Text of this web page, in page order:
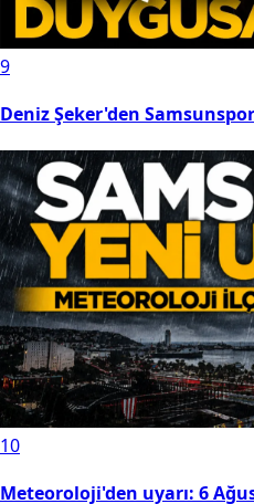
9
Deniz Şeker'den
10
Meteoroloji'den uyarı: 6